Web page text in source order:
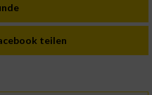
teilen